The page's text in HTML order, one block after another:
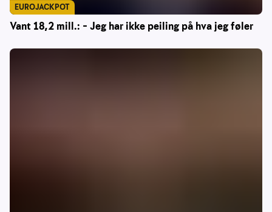
Vant 18,2 mill.: – Jeg har ikke peiling på hva jeg føler
EUROJACKPOT